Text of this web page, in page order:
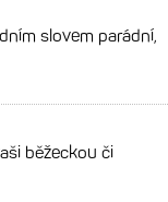
slovem parádní,
běžeckou či